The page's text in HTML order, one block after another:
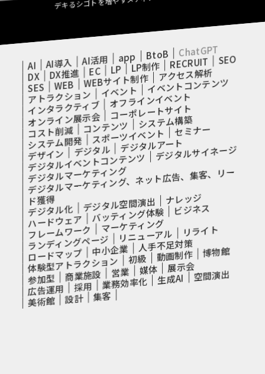
AI AI導入 AI活用 app BtoB ChatGPT
DX DX推進 EC LP LP制作 RECRUIT SEO
SES WEB WEBサイト制作 アクセス解析
アトラクション イベント イベントコンテンツ
インタラクティブ オフラインイベント
オンライン展示会 コーポレートサイト
コスト削減 コンテンツ
システム構築
システム開発
スポーツイベント
セミナー
デザイン
デジタル デジタルアート
デジタルイベントコンテンツ デジタルサイネージ
デジタルマーケティング
デジタルマーケティング、ネット広告、集客、リー
ド獲得
デジタル化 デジタル空間演出 ナレッジ
ハードウェア バッティング体験 ビジネス
フレームワーク マーケティング
ランディングページ リニューアル リライト
ロードマップ 中小企業 人手不足対策
体験型アトラクション 初級 動画制作
博物館
参加型
商業施設 営業 媒体 展示会
広告運用 採用 業務効率化 生成AI 空間演出
美術館 設計 集客